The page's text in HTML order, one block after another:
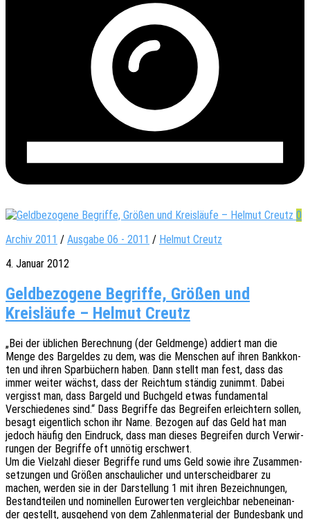
0
Archiv 2011 / Ausgabe 06 - 2011 / Helmut Creutz
4. Januar 2012
Geldbezogene Begriffe, Größen und
Kreisläufe – Helmut Creutz
„Bei der übli­chen Berech­nung (der Geld­men­ge) addiert man die
Menge des Bargel­des zu dem, was die Menschen auf ihren Bank­kon­
ten und ihren Spar­bü­chern haben. Dann stellt man fest, dass das
immer weiter wächst, dass der Reich­tum stän­dig zunimmt. Dabei
vergisst man, dass Bargeld und Buch­geld etwas funda­men­tal
Verschie­de­nes sind.“ Dass Begrif­fe das Begrei­fen erleich­tern sollen,
besagt eigent­lich schon ihr Name. Bezo­gen auf das Geld hat man
jedoch häufig den Eindruck, dass man dieses Begrei­fen durch Verwir­
run­gen der Begrif­fe oft unnö­tig erschwert.
Um die Viel­zahl dieser Begrif­fe rund ums Geld sowie ihre Zusam­men­
set­zun­gen und Größen anschau­li­cher und unter­scheid­ba­rer zu
machen, werden sie in der Darstel­lung 1 mit ihren Bezeich­nun­gen,
Bestand­tei­len und nomi­nel­len Euro­wer­ten vergleich­bar neben­ein­an­
der gestellt, ausge­hend von dem Zahlen­ma­te­ri­al der Bundes­bank und